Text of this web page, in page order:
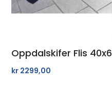
Oppdalskifer Flis
kr 2299,00